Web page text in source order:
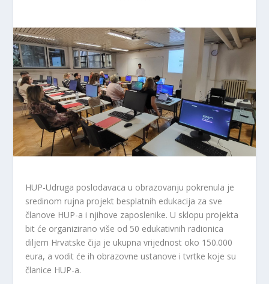
HUP-Udruga poslodavaca u obrazovanju pokrenula je
sredinom rujna projekt besplatnih edukacija za sve
članove HUP-a i njihove zaposlenike. U sklopu projekta
bit će organizirano više od 50 edukativnih radionica
diljem Hrvatske čija je ukupna vrijednost oko 150.000
eura, a vodit će ih obrazovne ustanove i tvrtke koje su
članice HUP-a.